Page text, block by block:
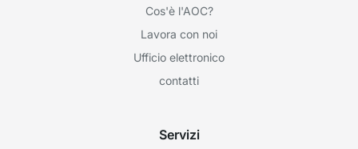
Cos'è l'AOC?
Lavora con noi
Ufficio elettronico
contatti
Servizi